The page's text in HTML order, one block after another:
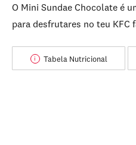
O Mini Sundae Chocolate é
para desfrutares no teu KFC
i Tabela Nutricional